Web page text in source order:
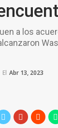
a los
El Abr 13, 2023